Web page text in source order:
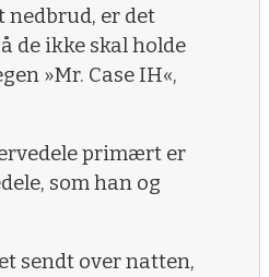
nedbrud, er det
de ikke skal holde
»Mr. Case IH«,
primært er
som han og
sendt over natten,